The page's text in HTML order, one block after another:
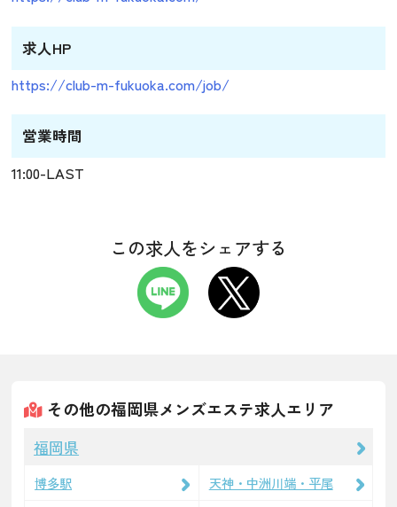
求人HP
https://club-m-fukuoka.com/job/
営業時間
11:00-LAST
この求人をシェアする
その他の福岡県メンズエステ求人エリア
福岡県
博多駅
天神・中洲川端・平尾